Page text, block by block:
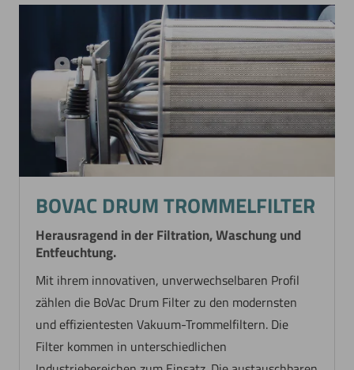
BOVAC DRUM TROMMELFILTER
Herausragend in der Filtration, Waschung und
Entfeuchtung.
Mit ihrem innovativen, unverwechselbaren Profil
zählen die BoVac Drum Filter zu den modernsten
und effizientesten Vakuum-Trommelfiltern. Die
Filter kommen in unterschiedlichen